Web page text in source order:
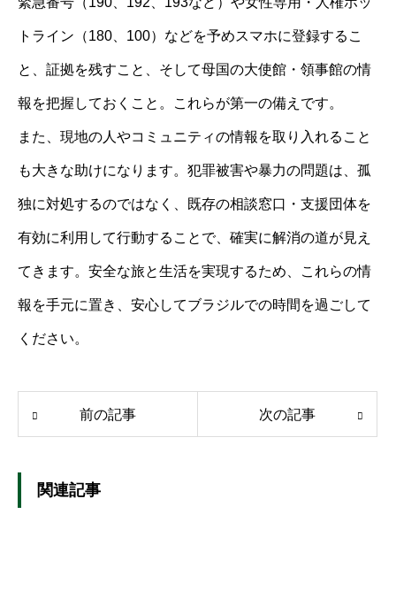
トライン（180、100）などを予めスマホに登録するこ
と、証拠を残すこと、そして母国の大使館・領事館の情
報を把握しておくこと。これらが第一の備えです。
また、現地の人やコミュニティの情報を取り入れること
も大きな助けになります。犯罪被害や暴力の問題は、孤
独に対処するのではなく、既存の相談窓口・支援団体を
有効に利用して行動することで、確実に解消の道が見え
てきます。安全な旅と生活を実現するため、これらの情
報を手元に置き、安心してブラジルでの時間を過ごして
ください。
前の記事 次の記事
関連記事